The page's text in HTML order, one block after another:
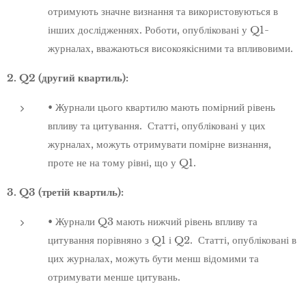
отримують значне визнання та використовуються в
інших дослідженнях. Роботи, опубліковані у Q1-
журналах, вважаються високоякісними та впливовими.
2. Q2 (другий квартиль):
• Журнали цього квартилю мають помірний рівень
впливу та цитування. Статті, опубліковані у цих
журналах, можуть отримувати помірне визнання,
проте не на тому рівні, що у Q1.
3. Q3 (третій квартиль):
• Журнали Q3 мають нижчий рівень впливу та
цитування порівняно з Q1 і Q2. Статті, опубліковані в
цих журналах, можуть бути менш відомими та
отримувати менше цитувань.